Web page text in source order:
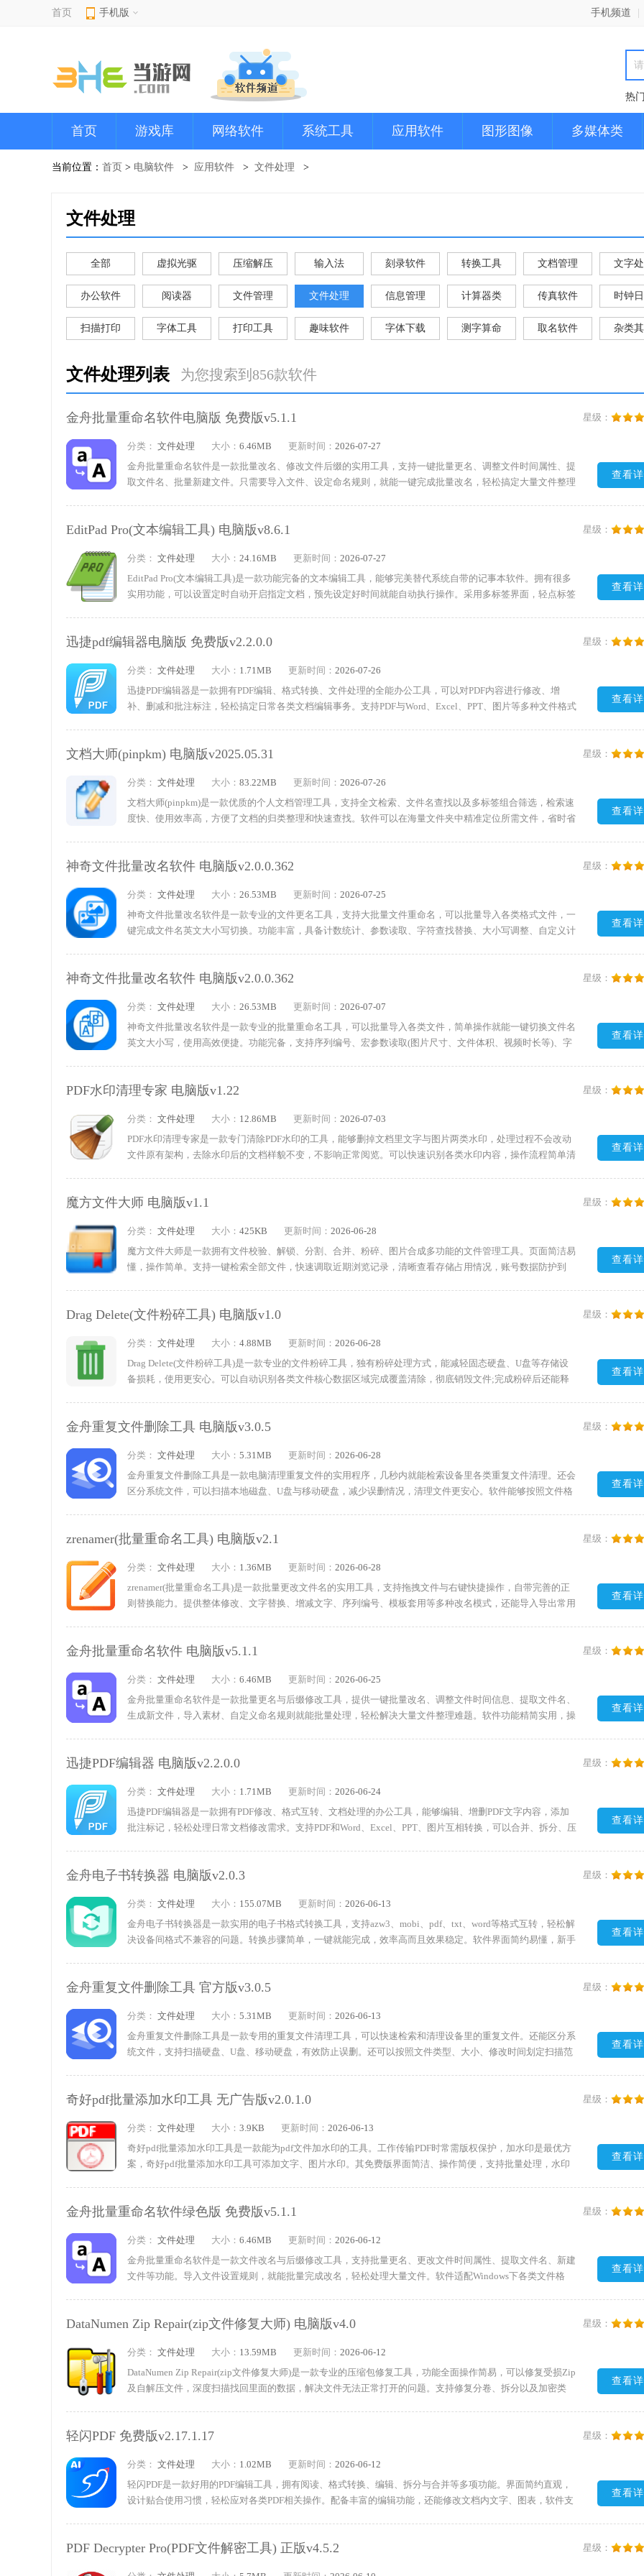
首页 手机版 手机频道
热
首页 游戏库 网络软件 系统工具 应用软件 图形图像 多媒体类
当前位置： 首页 > 电脑软件 应用软件 文件处理
文件处理
全部 虚拟光驱 压缩解压 输入法 刻录软件 转换工具 文档管理 文字
办公软件 阅读器 文件管理 文件处理 信息管理 计算器类 传真软件 时钟
扫描打印 字体工具 打印工具 趣味软件 字体下载 测字算命 取名软件 杂类
文件处理列表 为您搜索到856款软件
金舟批量重命名软件电脑版 免费版v5.1.1 星级：
分类： 文件处理 大小： 6.46MB 更新时间： 2026-07-27
金舟批量重命名软件是一款批量改名、修改文件后缀的实用工具，支持一键批量更名、调整文件时间属性、提
取文件名、批量新建文件。只需要导入文件、设定命名规则，就能一键完成批量改名，轻松搞定大量文件整理
查看
EditPad Pro(文本编辑工具) 电脑版v8.6.1 星级：
分类： 文件处理 大小： 24.16MB 更新时间： 2026-07-27
EditPad Pro(文本编辑工具)是一款功能完备的文本编辑工具，能够完美替代系统自带的记事本软件。拥有很多
实用功能，可以设置定时自动开启指定文档，预先设定好时间就能自动执行操作。采用多标签界面，轻点标签
查看
迅捷pdf编辑器电脑版 免费版v2.2.0.0 星级：
分类： 文件处理 大小： 1.71MB 更新时间： 2026-07-26
迅捷PDF编辑器是一款拥有PDF编辑、格式转换、文件处理的全能办公工具，可以对PDF内容进行修改、增
补、删减和批注标注，轻松搞定日常各类文档编辑事务。支持PDF与Word、Excel、PPT、图片等多种文件格式
取、整理文档内容，有效提升办公效率。需要的朋友快来下载试试吧!
查看
文档大师(pinpkm) 电脑版v2025.05.31 星级：
分类： 文件处理 大小： 83.22MB 更新时间： 2026-07-26
文档大师(pinpkm)是一款优质的个人文档管理工具，支持全文检索、文件名查找以及多标签组合筛选，检索速
度快、使用效率高，方便了文档的归类整理和快速查找。软件可以在海量文件夹中精准定位所需文件，省时省
查看
神奇文件批量改名软件 电脑版v2.0.0.362 星级：
分类： 文件处理 大小： 26.53MB 更新时间： 2026-07-25
神奇文件批量改名软件是一款专业的文件更名工具，支持大批量文件重命名，可以批量导入各类格式文件，一
键完成文件名英文大小写切换。功能丰富，具备计数统计、参数读取、字符查找替换、大小写调整、自定义计
载试试吧!
查看
神奇文件批量改名软件 电脑版v2.0.0.362 星级：
分类： 文件处理 大小： 26.53MB 更新时间： 2026-07-07
神奇文件批量改名软件是一款专业的批量重命名工具，可以批量导入各类文件，简单操作就能一键切换文件名
英文大小写，使用高效便捷。功能完备，支持序列编号、宏参数读取(图片尺寸、文件体积、视频时长等)、字
查看
PDF水印清理专家 电脑版v1.22 星级：
分类： 文件处理 大小： 12.86MB 更新时间： 2026-07-03
PDF水印清理专家是一款专门清除PDF水印的工具，能够删掉文档里文字与图片两类水印，处理过程不会改动
文件原有架构，去除水印后的文档样貌不变，不影响正常阅览。可以快速识别各类水印内容，操作流程简单清
查看
魔方文件大师 电脑版v1.1 星级：
分类： 文件处理 大小： 425KB 更新时间： 2026-06-28
魔方文件大师是一款拥有文件校验、解锁、分割、合并、粉碎、图片合成多功能的文件管理工具。页面简洁易
懂，操作简单。支持一键检索全部文件，快速调取近期浏览记录，清晰查看存储占用情况，账号数据防护到
查看
Drag Delete(文件粉碎工具) 电脑版v1.0 星级：
分类： 文件处理 大小： 4.88MB 更新时间： 2026-06-28
Drag Delete(文件粉碎工具)是一款专业的文件粉碎工具，独有粉碎处理方式，能减轻固态硬盘、U盘等存储设
备损耗，使用更安心。可以自动识别各类文件核心数据区域完成覆盖清除，彻底销毁文件;完成粉碎后还能释
查看
金舟重复文件删除工具 电脑版v3.0.5 星级：
分类： 文件处理 大小： 5.31MB 更新时间： 2026-06-28
金舟重复文件删除工具是一款电脑清理重复文件的实用程序，几秒内就能检索设备里各类重复文件清理。还会
区分系统文件，可以扫描本地磁盘、U盘与移动硬盘，减少误删情况，清理文件更安心。软件能够按照文件格
查看
zrenamer(批量重命名工具) 电脑版v2.1 星级：
分类： 文件处理 大小： 1.36MB 更新时间： 2026-06-28
zrenamer(批量重命名工具)是一款批量更改文件名的实用工具，支持拖拽文件与右键快捷操作，自带完善的正
则替换能力。提供整体修改、文字替换、增减文字、序列编号、模板套用等多种改名模式，还能导入导出常用
编号、增减前后缀、局部文字删除、查找替换等多种修改方式，实用性很强。需要的朋友快来下载试试吧!
查看
金舟批量重命名软件 电脑版v5.1.1 星级：
分类： 文件处理 大小： 6.46MB 更新时间： 2026-06-25
金舟批量重命名软件是一款批量更名与后缀修改工具，提供一键批量改名、调整文件时间信息、提取文件名、
生成新文件，导入素材、自定义命名规则就能批量处理，轻松解决大量文件整理难题。软件功能精简实用，操
查看
迅捷PDF编辑器 电脑版v2.2.0.0 星级：
分类： 文件处理 大小： 1.71MB 更新时间： 2026-06-24
迅捷PDF编辑器是一款拥有PDF修改、格式互转、文档处理的办公工具，能够编辑、增删PDF文字内容，添加
批注标记，轻松处理日常文档修改需求。支持PDF和Word、Excel、PPT、图片互相转换，可以合并、拆分、压
试吧!
查看
金舟电子书转换器 电脑版v2.0.3 星级：
分类： 文件处理 大小： 155.07MB 更新时间： 2026-06-13
金舟电子书转换器是一款实用的电子书格式转换工具，支持azw3、mobi、pdf、txt、word等格式互转，轻松解
决设备间格式不兼容的问题。转换步骤简单，一键就能完成，效率高而且效果稳定。软件界面简约易懂，新手
查看
金舟重复文件删除工具 官方版v3.0.5 星级：
分类： 文件处理 大小： 5.31MB 更新时间： 2026-06-13
金舟重复文件删除工具是一款专用的重复文件清理工具，可以快速检索和清理设备里的重复文件。还能区分系
统文件，支持扫描硬盘、U盘、移动硬盘，有效防止误删。还可以按照文件类型、大小、修改时间划定扫描范
查看
奇好pdf批量添加水印工具 无广告版v2.0.1.0 星级：
分类： 文件处理 大小： 3.9KB 更新时间： 2026-06-13
奇好pdf批量添加水印工具是一款能为pdf文件加水印的工具。工作传输PDF时常需版权保护，加水印是最优方
案，奇好pdf批量添加水印工具可添加文字、图片水印。其免费版界面简洁、操作简便，支持批量处理，水印
查看
金舟批量重命名软件绿色版 免费版v5.1.1 星级：
分类： 文件处理 大小： 6.46MB 更新时间： 2026-06-12
金舟批量重命名软件是一款文件改名与后缀修改工具，支持批量更名、更改文件时间属性、提取文件名、新建
文件等功能。导入文件设置规则，就能批量完成改名，轻松处理大量文件。软件适配Windows下各类文件格
查看
DataNumen Zip Repair(zip文件修复大师) 电脑版v4.0 星级：
分类： 文件处理 大小： 13.59MB 更新时间： 2026-06-12
DataNumen Zip Repair(zip文件修复大师)是一款专业的压缩包修复工具，功能全面操作简易，可以修复受损Zip
及自解压文件，深度扫描找回里面的数据，解决文件无法正常打开的问题。支持修复分卷、拆分以及加密类
查看
轻闪PDF 免费版v2.17.1.17 星级：
分类： 文件处理 大小： 1.02MB 更新时间： 2026-06-12
轻闪PDF是一款好用的PDF编辑工具，拥有阅读、格式转换、编辑、拆分与合并等多项功能。界面简约直观，
设计贴合使用习惯，轻松应对各类PDF相关操作。配备丰富的编辑功能，还能修改文档内文字、图表，软件支
查看
PDF Decrypter Pro(PDF文件解密工具) 正版v4.5.2 星级：